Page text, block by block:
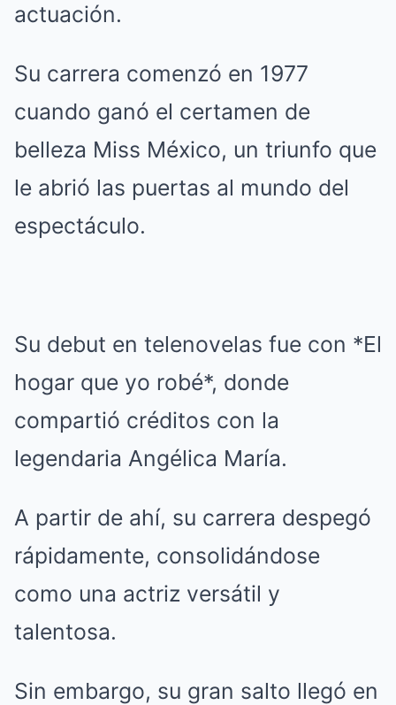
actuación.
Su carrera comenzó en 1977
cuando ganó el certamen de
belleza Miss México, un triunfo que
le abrió las puertas al mundo del
espectáculo.
Su debut en telenovelas fue con *El
hogar que yo robé*, donde
compartió créditos con la
legendaria Angélica María.
A partir de ahí, su carrera despegó
rápidamente, consolidándose
como una actriz versátil y
talentosa.
Sin embargo, su gran salto llegó en